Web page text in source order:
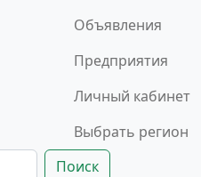
Объявления
Предприятия
Личный кабинет
Выбрать регион
Поиск